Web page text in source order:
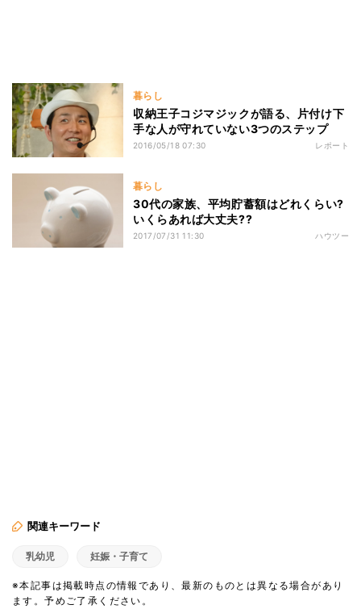
暮らし
収納王子コジマジックが語る、片付け下
手な人が守れていない3つのステップ
2016/05/18 07:30 レポート
暮らし
30代の家族、平均貯蓄額はどれくらい?
いくらあれば大丈夫??
2017/07/31 11:30 ハウツー
関連キーワード
乳幼児 妊娠・子育て
※本記事は掲載時点の情報であり、最新のものとは異なる場合があり
ます。予めご了承ください。